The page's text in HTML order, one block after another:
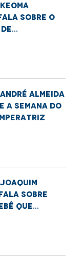
sobre o
das
Almeida
Semana do
sobre
que
cirurgia e